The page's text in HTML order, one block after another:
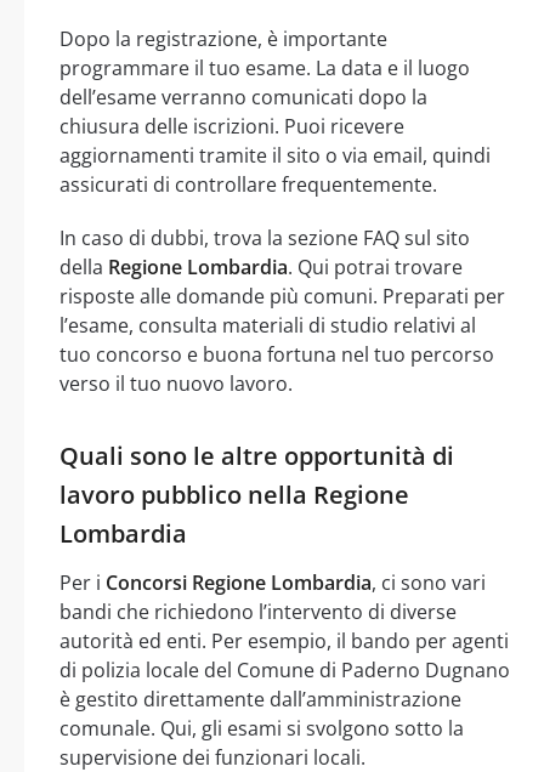
Dopo la registrazione, è importante
programmare il tuo esame. La data e il luogo
dell’esame verranno comunicati dopo la
chiusura delle iscrizioni. Puoi ricevere
aggiornamenti tramite il sito o via email, quindi
assicurati di controllare frequentemente.
In caso di dubbi, trova la sezione FAQ sul sito
della Regione Lombardia. Qui potrai trovare
risposte alle domande più comuni. Preparati per
l’esame, consulta materiali di studio relativi al
tuo concorso e buona fortuna nel tuo percorso
verso il tuo nuovo lavoro.
Quali sono le altre opportunità di
lavoro pubblico nella Regione
Lombardia
Per i Concorsi Regione Lombardia, ci sono vari
bandi che richiedono l’intervento di diverse
autorità ed enti. Per esempio, il bando per agenti
di polizia locale del Comune di Paderno Dugnano
è gestito direttamente dall’amministrazione
comunale. Qui, gli esami si svolgono sotto la
supervisione dei funzionari locali.